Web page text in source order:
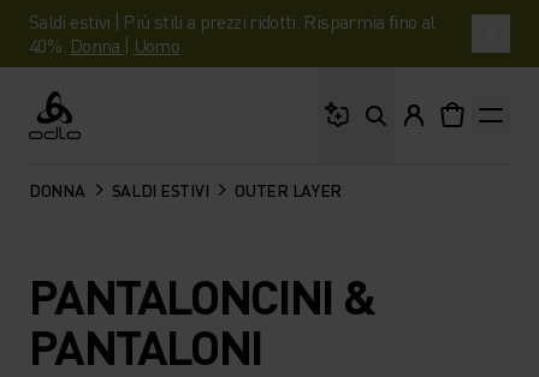
Saldi estivi | Più stili a prezzi ridotti. Risparmia fino al
40%. Donna | Uomo
Odlo
DONNA SALDI ESTIVI OUTER LAYER
PANTALONCINI &
PANTALONI